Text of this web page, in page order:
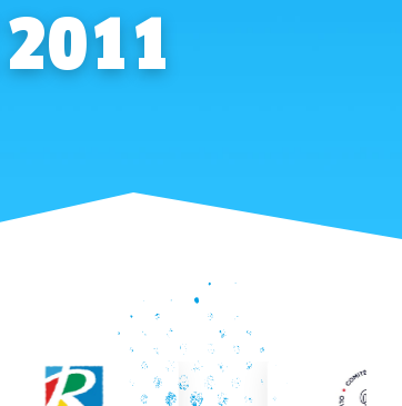
2011